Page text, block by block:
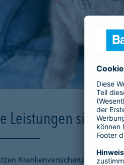
Leistungen sind in
Krankenversicherung der